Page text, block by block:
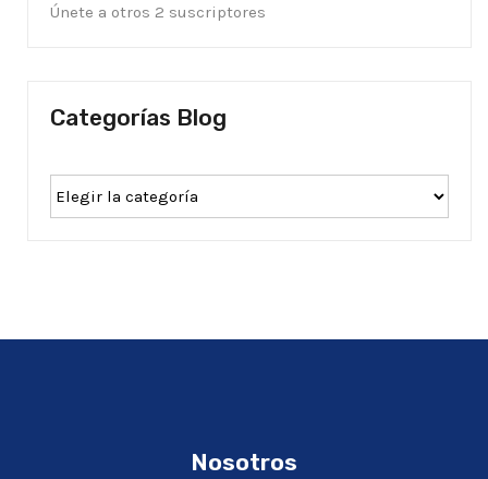
Únete a otros 2 suscriptores
Categorías Blog
Nosotros